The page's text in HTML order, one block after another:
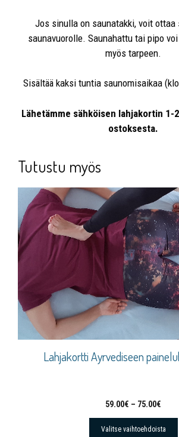
Jos sinulla on saunatakki, voit ottaa
saunavuorolle. Saunahattu tai pipo
myös tarpeen.
Sisältää kaksi tuntia saunomisaikaa
Lähetämme sähköisen lahjakortin 1-
ostoksesta.
Tutustu myös
Lahjakortti Ayrvediseen
59.00€ – 75.00€
Valitse vaihtoehdoista